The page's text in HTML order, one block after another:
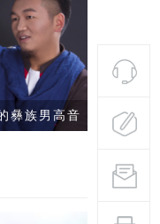
族男高音